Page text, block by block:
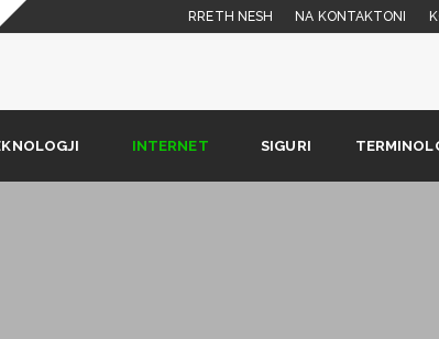
RRETH NESH NA KONTAKTONI
INTERNET SIGURI